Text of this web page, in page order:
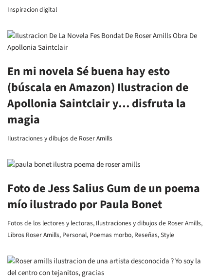
Inspiracion digital
En mi novela Sé buena hay esto
(búscala en Amazon) Ilustracion de
Apollonia Saintclair y… disfruta la
magia
Ilustraciones y dibujos de Roser Amills
Foto de Jess Salius Gum de un poema
mío ilustrado por Paula Bonet
Fotos de los lectores y lectoras, Ilustraciones y dibujos de Roser Amills,
Libros Roser Amills, Personal, Poemas morbo, Reseñas,Style